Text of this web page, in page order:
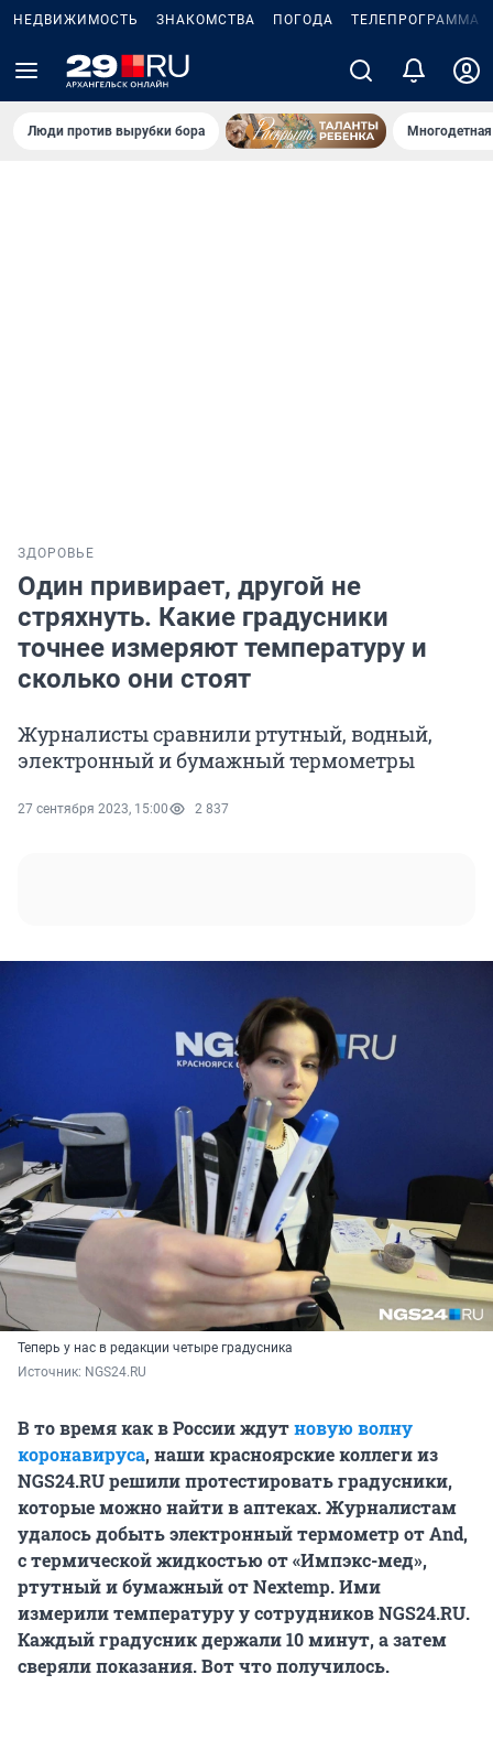
НЕДВИЖИМОСТЬ ЗНАКОМСТВА ПОГОДА ТЕЛЕПРОГРАММА
Люди против вырубки бора
ЗДОРОВЬЕ
Один привирает, другой не
стряхнуть. Какие градусники
точнее измеряют температуру и
сколько они стоят
Журналисты сравнили ртутный, водный,
электронный и бумажный термометры
27 сентября 2023, 15:00 2 837
Теперь у нас в редакции четыре градусника
Источник: NGS24.RU
В то время как в России ждутновую волну
коронавируса, наши красноярские коллеги из
NGS24.RU решили протестировать градусники,
которые можно найти в аптеках. Журналистам
удалось добыть электронный термометр от And,
с термической жидкостью от «Импэкс-мед»,
ртутный и бумажный от Nextemp. Ими
измерили температуру у сотрудников NGS24.RU.
Каждый градусник держали 10 минут, а затем
сверяли показания. Вот что получилось.